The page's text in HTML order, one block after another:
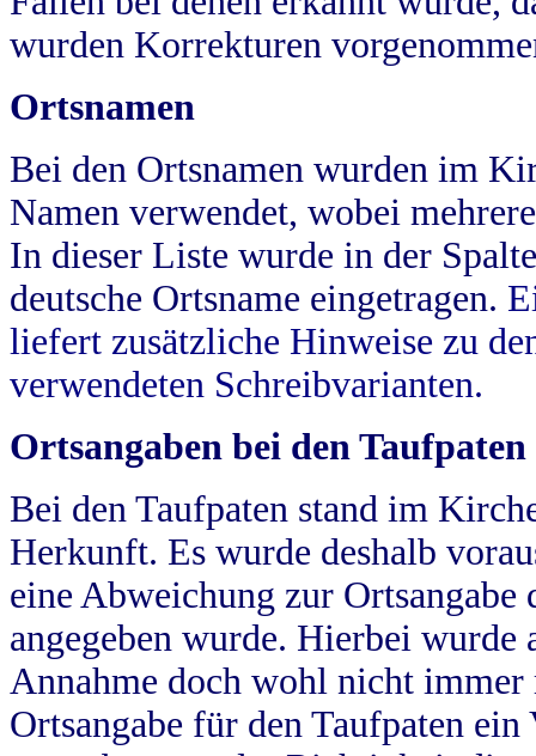
wurden Korrekturen
Ortsnamen
Bei den Ortsnamen wurden im
Namen verwendet, wobei
In dieser Liste wurde in der
deutsche Ortsname eingetragen.
liefert zusätzliche Hinweise zu
verwendeten Schreibvarianten.
Ortsangaben bei den Taufpaten
Bei den Taufpaten stand im
Herkunft. Es wurde deshalb
eine Abweichung zur
angegeben wurde. Hierbei wurde
Annahme doch wohl nicht
Ortsangabe für den Taufpaten